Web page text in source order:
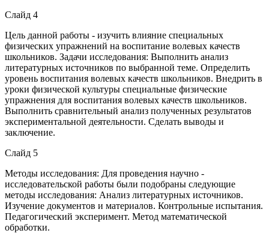
Слайд 4
Цель данной работы - изучить влияние специальных
физических упражнений на воспитание волевых качеств
школьников. Задачи исследования: Выполнить анализ
литературных источников по выбранной теме. Определить
уровень воспитания волевых качеств школьников. Внедрить в
уроки физической культуры специальные физические
упражнения для воспитания волевых качеств школьников.
Выполнить сравнительный анализ полученных результатов
экспериментальной деятельности. Сделать выводы и
заключение.
Слайд 5
Методы исследования: Для проведения научно -
исследовательской работы были подобраны следующие
методы исследования: Анализ литературных источников.
Изучение документов и материалов. Контрольные испытания.
Педагогический эксперимент. Метод математической
обработки.